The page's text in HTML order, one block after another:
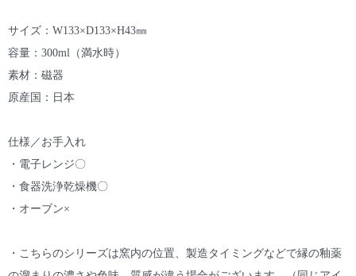
サイズ：W133×D133×H43㎜
容量：300ml（満水時）
素材：磁器
原産国：日本
仕様／お手入れ
・電子レンジ〇
・食器洗浄乾燥機〇
・オーブン×
・こちらのシリーズは窯内の位置、製造タイミングなどで縁の釉薬